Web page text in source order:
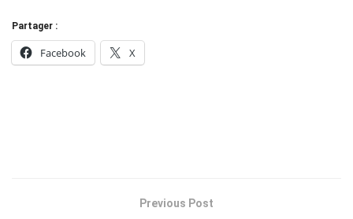
Partager :
Facebook X
Previous Post